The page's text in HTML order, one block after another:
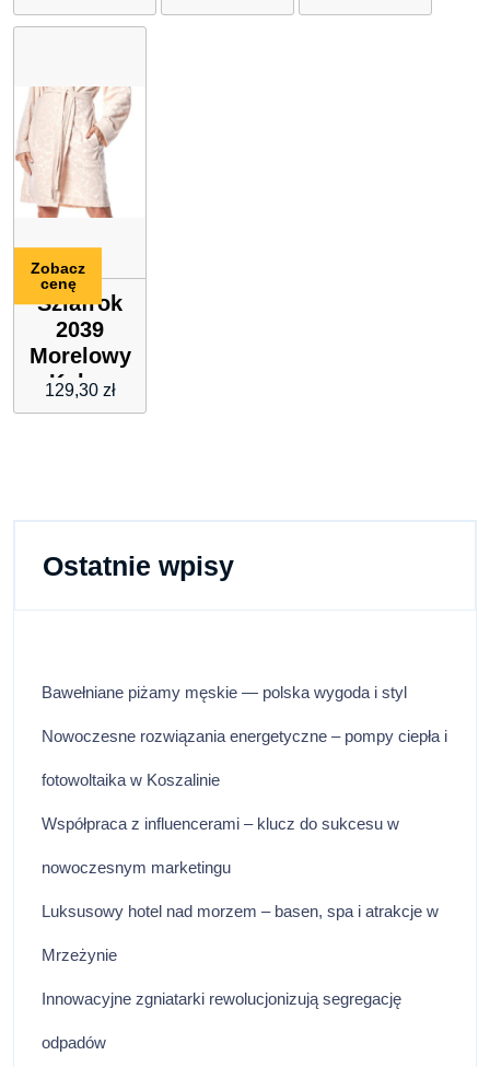
czerwonym Szary
S
Szlafrok
2039
Morelowy
: Kolor –
Morelowy,
129,30 zł
Zobacz
cenę
Ostatnie wpisy
Bawełniane piżamy męskie — polska wygoda i styl
Nowoczesne rozwiązania energetyczne – pompy ciepła i
fotowoltaika w Koszalinie
Współpraca z influencerami – klucz do sukcesu w
nowoczesnym marketingu
Luksusowy hotel nad morzem – basen, spa i atrakcje w
Mrzeżynie
Innowacyjne zgniatarki rewolucjonizują segregację
odpadów